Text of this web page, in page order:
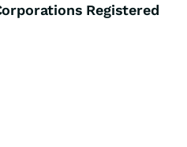
Registered